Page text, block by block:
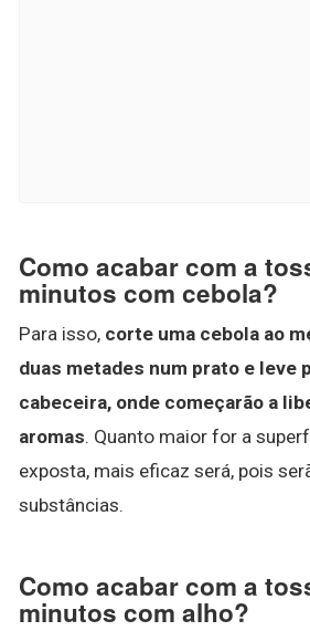
Como acabar com a
minutos com cebola?
Para isso, corte uma cebola ao
duas metades num prato e leve
cabeceira, onde começarão a
aromas. Quanto maior for a
exposta, mais eficaz será, pois
substâncias.
Como acabar com a
minutos com alho?